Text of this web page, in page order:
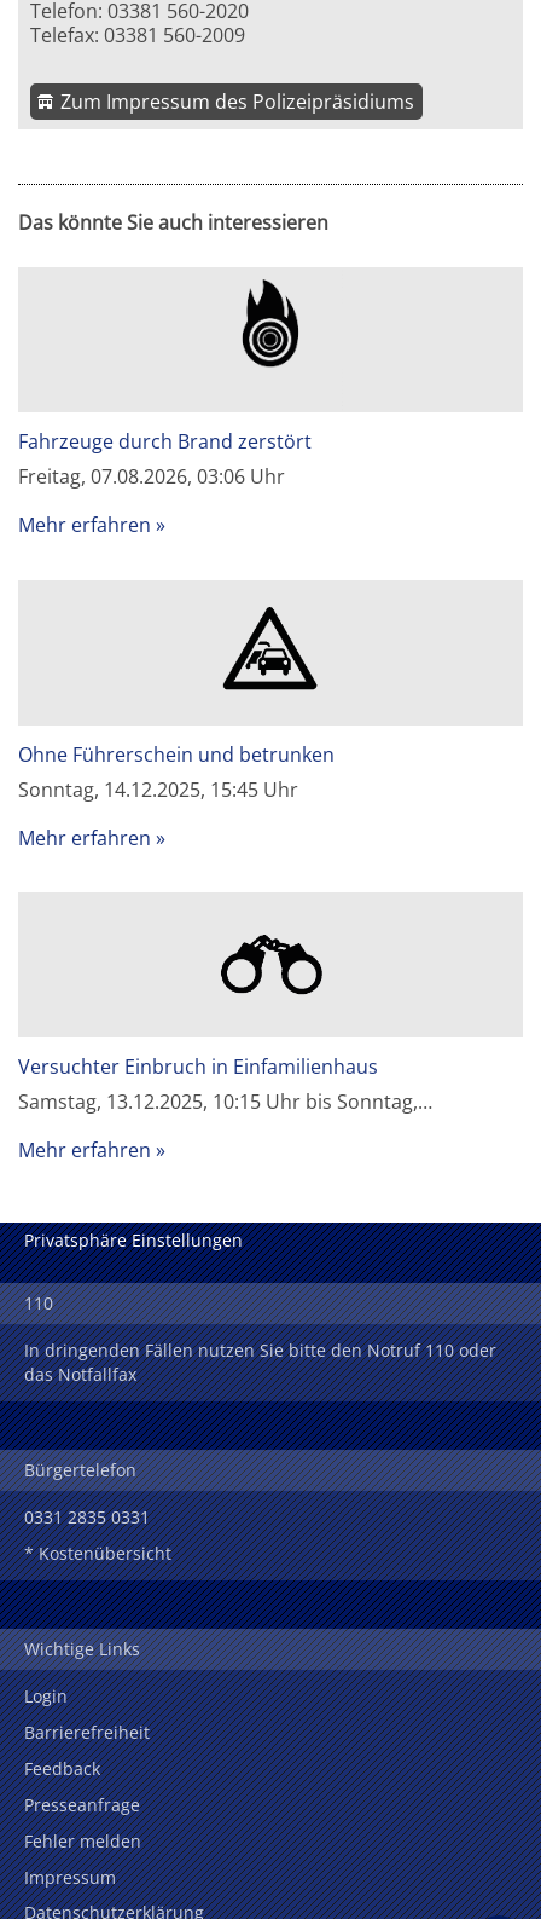
Telefon: 03381 560-2020
Telefax: 03381 560-2009
Zum Impressum des Polizeipräsidiums
Das könnte Sie auch interessieren
Fahrzeuge durch Brand zerstört
Freitag, 07.08.2026, 03:06 Uhr
Mehr erfahren
Ohne Führerschein und betrunken
Sonntag, 14.12.2025, 15:45 Uhr
Mehr erfahren
Versuchter Einbruch in Einfamilienhaus
Samstag, 13.12.2025, 10:15 Uhr bis Sonntag,…
Mehr erfahren
Privatsphäre Einstellungen
110
In dringenden Fällen nutzen Sie bitte den Notruf 110 oder
das Notfallfax
Bürgertelefon
0331 2835 0331
* Kostenübersicht
Wichtige Links
Login
Barrierefreiheit
Feedback
Presseanfrage
Fehler melden
Impressum
Datenschutzerklärung